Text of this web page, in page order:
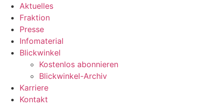
Aktuelles
Fraktion
Presse
Infomaterial
Blickwinkel
Kostenlos abonnieren
Blickwinkel-Archiv
Karriere
Kontakt